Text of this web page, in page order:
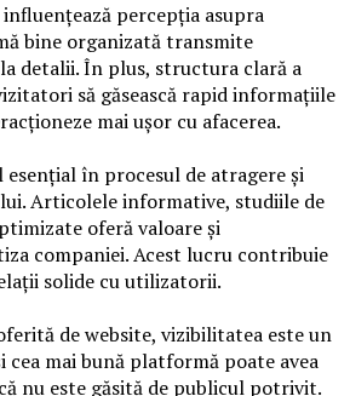
percepția asupra
bine organizată transmite
detalii. În plus, structura clară a
să găsească rapid informațiile
mai ușor cu afacerea.
în procesul de atragere și
Articolele informative, studiile de
oferă valoare și
companiei. Acest lucru contribuie
solide cu utilizatorii.
de website, vizibilitatea este un
cea mai bună platformă poate avea
nu este găsită de publicul potrivit.